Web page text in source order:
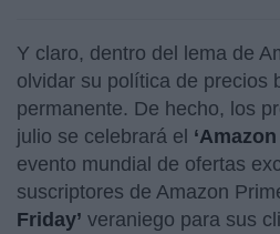
Y claro, dentro del lema de
olvidar su política de precios
permanente. De hecho, los
julio se celebrará el
evento mundial de ofertas
suscriptores de Amazon
Friday’ veraniego para sus